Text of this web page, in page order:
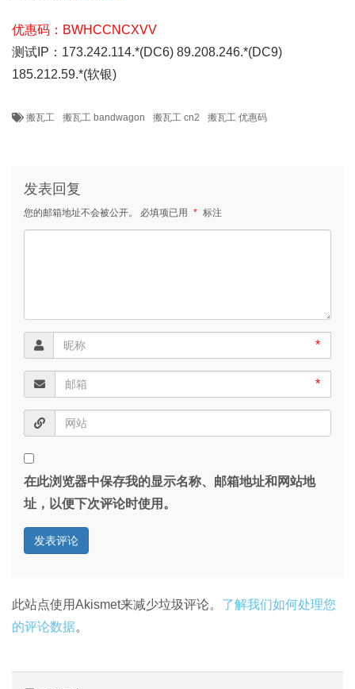
优惠码：BWHCCNCXVV
测试IP：173.242.114.*(DC6) 89.208.246.*(DC9)
185.212.59.*(软银)
搬瓦工 搬瓦工 bandwagon 搬瓦工 cn2 搬瓦工 优惠码
发表回复
您的邮箱地址不会被公开。 必填项已用 * 标注
*
*
在此浏览器中保存我的显示名称、邮箱地址和网站地
址，以便下次评论时使用。
此站点使用Akismet来减少垃圾评论。 了解我们如何处理您
的评论数据。